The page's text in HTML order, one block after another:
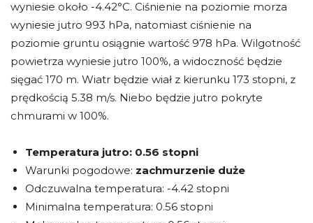
wyniesie około -4.42°C. Ciśnienie na poziomie morza
wyniesie jutro 993 hPa, natomiast ciśnienie na
poziomie gruntu osiągnie wartość 978 hPa. Wilgotność
powietrza wyniesie jutro 100%, a widoczność będzie
sięgać 170 m. Wiatr będzie wiał z kierunku 173 stopni, z
prędkością 5.38 m/s. Niebo będzie jutro pokryte
chmurami w 100%.
Temperatura jutro: 0.56 stopni
Warunki pogodowe: zachmurzenie duże
Odczuwalna temperatura: -4.42 stopni
Minimalna temperatura: 0.56 stopni